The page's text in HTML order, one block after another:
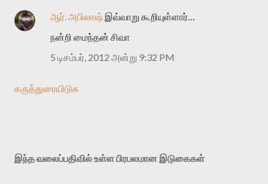
ஆர். அபிலாஷ் இவ்வாறு கூறியுள்ளார்…
நன்றி மைந்தன் சிவா
5 டிசம்பர், 2012 அன்று 9:32 PM
கருத்துரையிடுக
இந்த வலைப்பதிவில் உள்ள பிரபலமான இடுகைகள்